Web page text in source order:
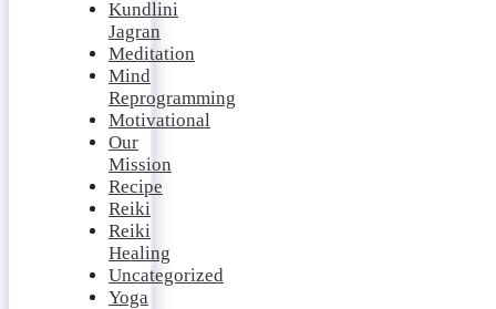
Kundlini
Jagran
Meditation
Mind
Reprogramming
Motivational
Our
Mission
Recipe
Reiki
Reiki
Healing
Uncategorized
Yoga